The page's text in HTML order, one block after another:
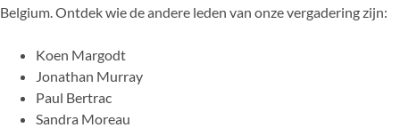
Belgium. Ontdek wie de andere leden van onze vergadering zijn:
Koen Margodt
Jonathan Murray
Paul Bertrac
Sandra Moreau